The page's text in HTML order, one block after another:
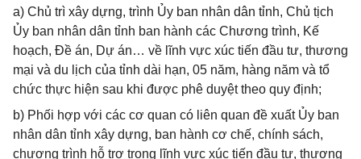
a) Chủ trì xây dựng, trình Ủy ban nhân dân tỉnh, Chủ tịch
Ủy ban nhân dân tỉnh ban hành các Chương trình, Kế
hoạch, Đề án, Dự án… về lĩnh vực xúc tiến đầu tư, thương
mại và du lịch của tỉnh dài hạn, 05 năm, hàng năm và tổ
chức thực hiện sau khi được phê duyệt theo quy định;
b) Phối hợp với các cơ quan có liên quan đề xuất Ủy ban
nhân dân tỉnh xây dựng, ban hành cơ chế, chính sách,
chương trình hỗ trợ trong lĩnh vực xúc tiến đầu tư, thương